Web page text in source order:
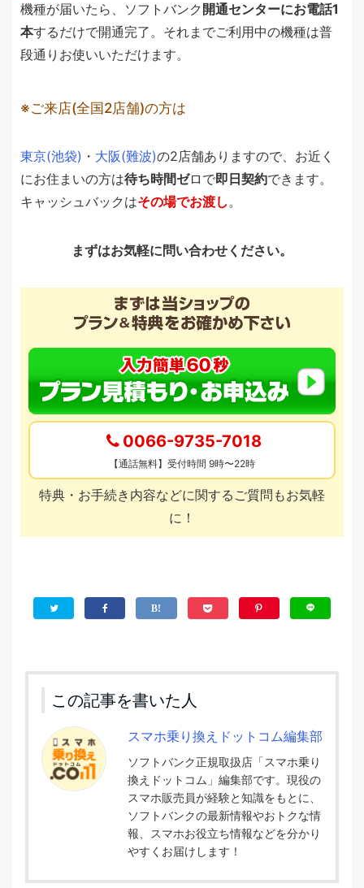
機種が届いたら、ソフトバンク 開通センターにお電話1
本するだけで開通完了。それまでご利用中の機種は普
段通りお使いいただけます。
ご来店(全国2店舗)の方は
東京(池袋) ・ 大阪(難波)の2店舗ありますので、お近く
にお住まいの方は待ち時間ゼロで即日契約できます。
キャッシュバックはその場でお渡し。
まずはお気軽に問い合わせください。
0066-9735-7018
【通話無料】受付時間 9時〜22時
特典・お手続き内容などに関するご質問もお気軽
に！
この記事を書いた人
スマホ乗り換えドットコム編集部
ソフトバンク正規取扱店「スマホ乗り
換えドットコム」編集部です。現役の
スマホ販売員が経験と知識をもとに、
ソフトバンクの最新情報やおトクな情
報、スマホお役立ち情報などを分かり
やすくお届けします！